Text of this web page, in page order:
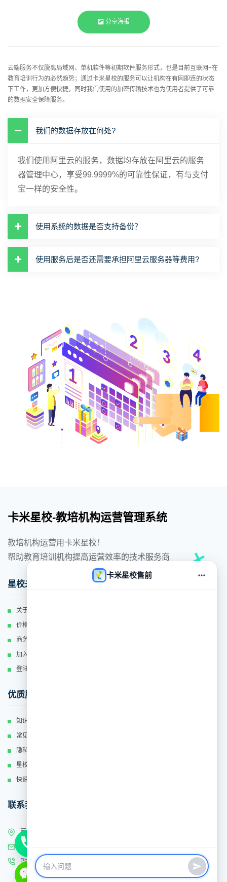
分享海报
云端服务不仅脱离局域网、单机软件等初期软件服务形式，也是目前互联网+在
教育培训行为的必然趋势；通过卡米星校的服务可以让机构在有网即连的状态
下工作，更加方便快捷，同时我们使用的加密传输技术也为使用者提供了可靠
的数据安全保障服务。
我们的数据存放在何处?
我们使用阿里云的服务，数据均存放在阿里云的服务
器管理中心，享受99.9999%的可靠性保证，有与支付
宝一样的安全性。
使用系统的数据是否支持备份？
使用服务后是否还需要承担阿里云服务器等费用?
卡米星校-教培机构运营管理系统
教培机构运营用卡米星校！
帮助教育培训机构提高运营效率的技术服务商
星校未来
关于我们
价格体系
商务合作
加入我们
登陆
优质服务
知识库
常见问题
隐私政策
星校运营
快速联系
联系我们
苏州工业园区新平街388号腾飞科技园12号楼2F
Email: service@kamios.cn
Phone:
©2016-2024 苏州卡米贝比教育科技有限公司
卡米星校售前